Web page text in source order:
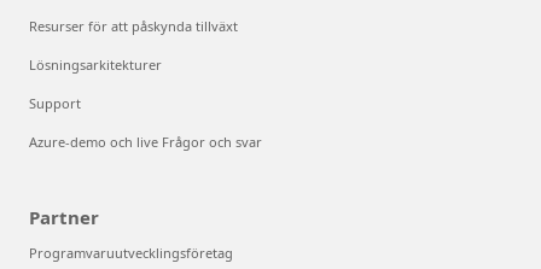
Resurser för att påskynda tillväxt
Lösningsarkitekturer
Support
Azure-demo och live Frågor och svar
Partner
Programvaruutvecklingsföretag